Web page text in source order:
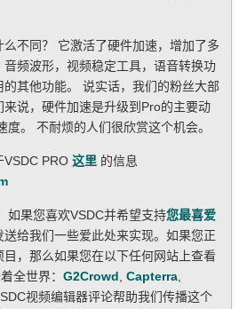
不同？ 它激活了硬件加速，增加了多
频波形，视频稳定工具，语音转换功
其他功能。 说实话，我们的粉丝大部
说，硬件加速是升级到Pro的主要动
。 不耐烦的人们很欣赏这个机会。
VSDC PRO 这里 的信息
如果您喜欢VSDC并希望支持您最喜爱
送给我们一些爱此处来实现。如果您正
，那么如果您在以下任何网站上查看
全世界： G2Crowd, Capterra,
视频编辑器评论帮助我们传播这个